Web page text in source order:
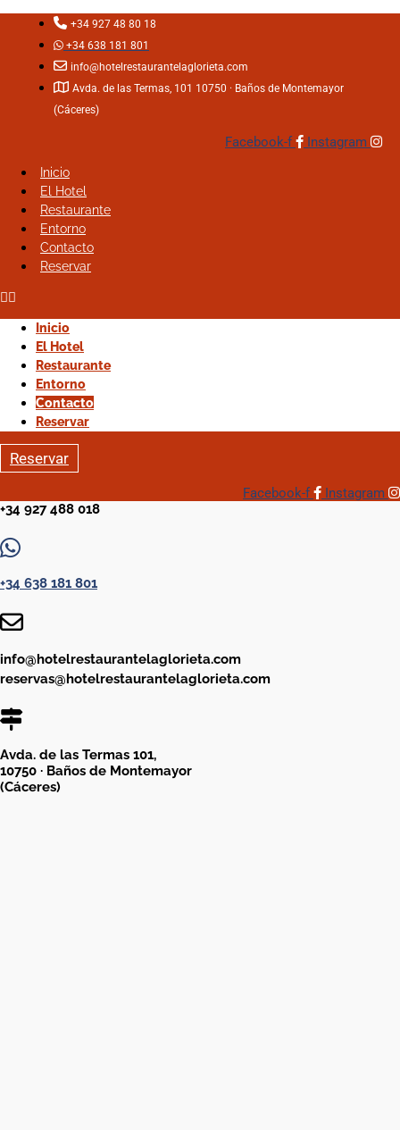
+34 927 48 80 18
+34 638 181 801
info@hotelrestaurantelaglorieta.com
Avda. de las Termas, 101 10750 · Baños de Montemayor
(Cáceres)
Facebook-f Instagram
Inicio
El Hotel
Restaurante
Entorno
Contacto
Reservar
Inicio
El Hotel
Restaurante
Entorno
Contacto
Reservar
Inicio
El Hotel
Restaurante
Entorno
Contacto
Reservar
Inicio
El Hotel
Restaurante
Entorno
Contacto
Reservar
Reservar
Facebook-f Instagram
Llámanos al hotel o restaurante La Glorieta en Baños de
+34 927 488 018
+34 638 181 801
info@hotelrestaurantelaglorieta.com
reservas@hotelrestaurantelaglorieta.com
Avda. de las Termas 101,
10750 · Baños de Montemayor
(Cáceres)